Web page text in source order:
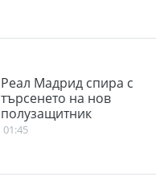
Реал Мадрид спира с
търсенето на нов
полузащитник
01:45